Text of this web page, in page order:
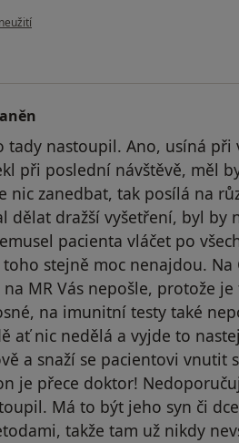
uživatele Pacient
tady nastoupil. Ano, usíná při
při poslední návštěvě, měl
nic zanedbat, tak posílá na
dělat dražší vyšetření, byl by
pacienta vláčet po
stejně moc nenajdou.
MR Vás nepošle, protože
na imunitní testy také
ať nic nedělá a vyjde to
a snaží se pacientovi vnutit
je přece doktor!
Má to být jeho syn či
takže tam už nikdy